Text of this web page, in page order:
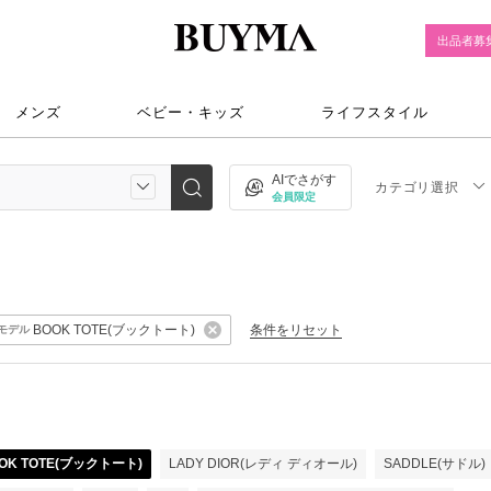
出品者募
メンズ ベビー・キッズ ライフスタイル
AIでさがす
会員限定
カテゴリ選択
デル BOOK TOTE(ブックトート) 条件をリセット
TOTE(ブックトート) LADY DIOR(レディ ディオール) SADDLE(サドル)